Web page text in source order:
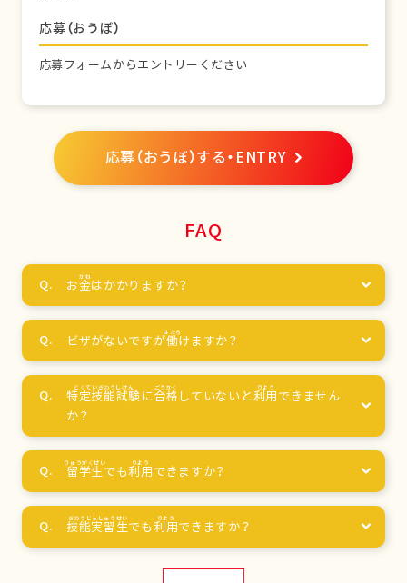
応募（おうぼ）
応募フォームからエントリーください
応募（おうぼ）する・ENTRY
FAQ
お金はかかりますか？
ビザがないですが働けますか？
特定技能試験に合格 していないと利用 できません
か？
留学生でも利用 できますか？
技能実習生でも利用できますか？